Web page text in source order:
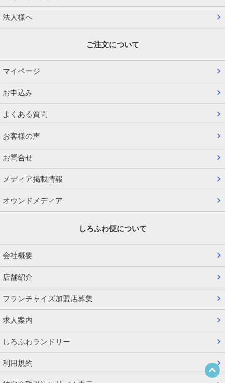
法人様へ
ご注文について
マイページ
お申込み
よくある質問
お客様の声
お問合せ
メディア掲載情報
オウンドメディア
しろふわ便について
会社概要
店舗紹介
フランチャイズ加盟店募集
求人案内
しろふわランドリー
利用規約